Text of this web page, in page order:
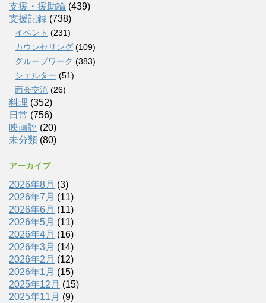
支援・援助論 (439)
支援記録 (738)
イベント (231)
カウンセリング (109)
グループワーク (383)
シェルター (51)
面会交流 (26)
料理 (352)
日常 (756)
映画評 (20)
未分類 (80)
アーカイブ
2026年8月 (3)
2026年7月 (11)
2026年6月 (11)
2026年5月 (11)
2026年4月 (16)
2026年3月 (14)
2026年2月 (12)
2026年1月 (15)
2025年12月 (15)
2025年11月 (9)